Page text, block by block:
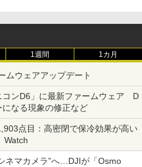
1週間 1カ月
ムウェアアップデート
コンD6」に最新ファームウェア D
なる現象の修正など
点目：高密閉で保冷効果が高い
Watch
ネマカメラ”へ…DJIが「Osmo